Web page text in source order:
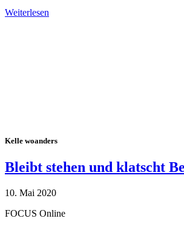
Weiterlesen
Kelle woanders
Bleibt stehen und klatscht
10. Mai 2020
FOCUS Online